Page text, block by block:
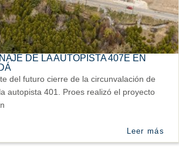
DE LA AUTOPISTA 407E EN
del futuro cierre de la circunvalación de
autopista 401. Proes realizó el proyecto
Leer más